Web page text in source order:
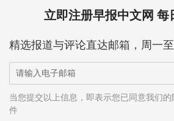
立即注册早报中文网 每
精选报道与评论直达邮箱，周一至
当您提交以上信息，即表示您已同意我们
件